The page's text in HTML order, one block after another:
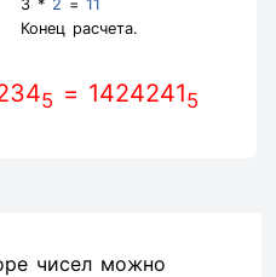
3 * 2 =11
Конец расчета.
5 = 14242415
чисел можно